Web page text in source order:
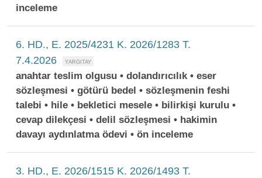
inceleme
6. HD., E. 2025/4231 K. 2026/1283 T.
7.4.2026
anahtar teslim olgusu • dolandırıcılık • eser
sözleşmesi • götürü bedel • sözleşmenin feshi
talebi • hile • bekletici mesele • bilirkişi kurulu •
cevap dilekçesi • delil sözleşmesi • hakimin
davayı aydınlatma ödevi • ön inceleme
3. HD., E. 2026/1515 K. 2026/1493 T.